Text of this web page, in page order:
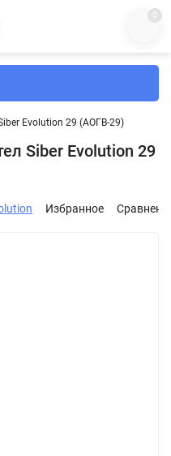
0
Evolution 29 (АОГВ-29)
Siber Evolution 29
Избранное